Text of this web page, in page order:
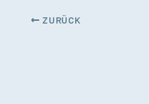
ZURÜCK